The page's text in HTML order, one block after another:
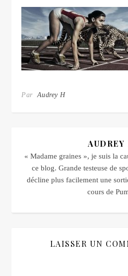
ParAudrey H
AUDREY
« Madame graines », je suis la
ce blog. Grande testeuse de
décline plus facilement une
cours de
LAISSER UN